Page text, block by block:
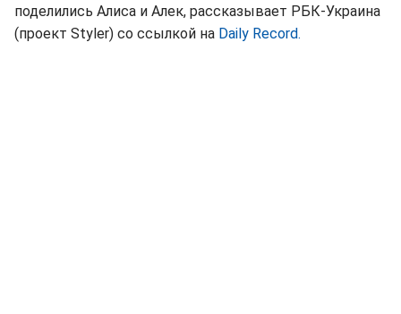
поделились Алиса и Алек, рассказывает РБК-Украина
(проект Styler) со ссылкой на Daily Record.